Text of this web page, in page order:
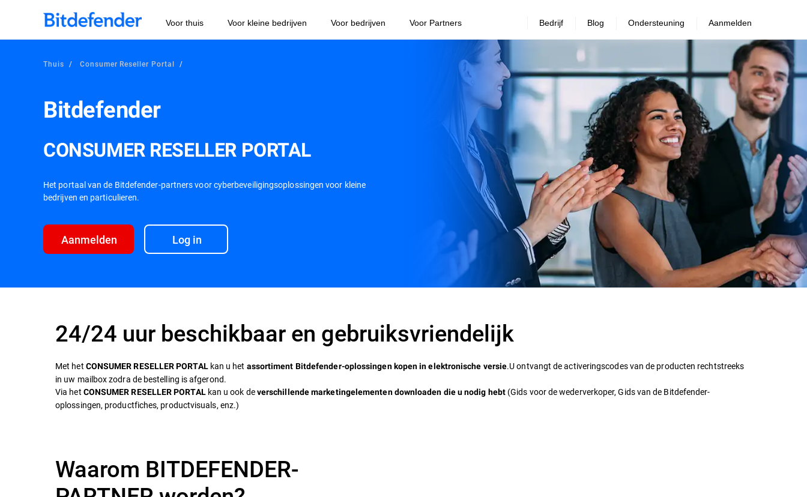
Voor thuis Voor kleine bedrijven Voor bedrijven Voor Partners Bedrijf Blog Ondersteuning Aanmelden
Thuis Consumer Reseller Portal
Bitdefender
CONSUMER RESELLER PORTAL
Het portaal van de Bitdefender-partners voor cyberbeveiligingsoplossingen voor kleine
bedrijven en particulieren.
Aanmelden Log in
24/24 uur beschikbaar en gebruiksvriendelijk
Met het CONSUMER RESELLER PORTALkan u het assortiment Bitdefender-oplossingen kopen in elektronische versie.U ontvangt de activeringscodes van de producten rechtstreeks
in uw mailbox zodra de bestelling is afgerond.
Via het CONSUMER RESELLER PORTALkan u ook deverschillende marketingelementen downloaden die u nodig hebt(Gids voor de wederverkoper, Gids van de Bitdefender-
oplossingen, productfiches, productvisuals, enz.)
Waarom BITDEFENDER-